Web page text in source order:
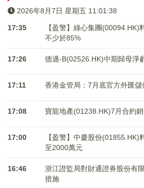
2026年8月7日 星期五 11:01:38
17:35
【盈警】綠心集團(00094.HK)
不少於85%
17:26 德適-B(02526.HK)中期歸母淨
17:11 香港金管局：7月底官方外匯
17:08 寶龍地產(01238.HK)7月合約
17:00
【盈警】中慶股份(01855.HK)
至2000萬元
16:46
浙江證監局對財通證券股份有
措施